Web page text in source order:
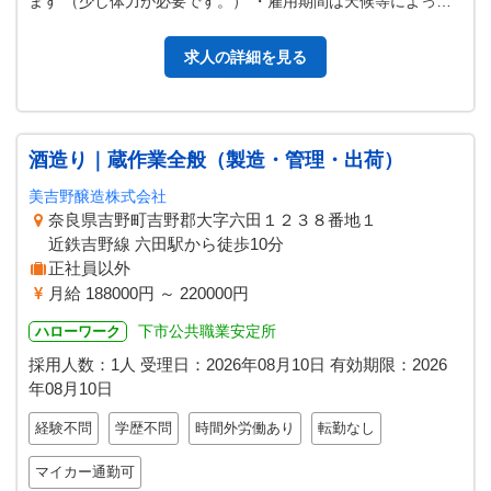
求人の詳細を見る
酒造り｜蔵作業全般（製造・管理・出荷）
美吉野醸造株式会社
奈良県吉野町吉野郡大字六田１２３８番地１
近鉄吉野線 六田駅から徒歩10分
正社員以外
月給 188000円 ～ 220000円
ハローワーク 下市公共職業安定所
採用人数：1人 受理日： 2026年08月10日 有効期限： 2026
年08月10日
経験不問 学歴不問 時間外労働あり 転勤なし
マイカー通勤可